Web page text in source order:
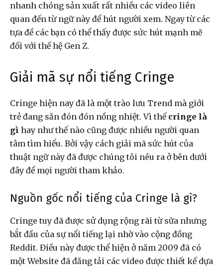
nhanh chóng sản xuất rất nhiều các video liên
quan đến từ ngữ này để hút người xem. Ngay từ các
tựa đề các bạn có thể thấy được sức hút mạnh mẽ
đối với thế hệ Gen Z.
Giải mã sự nổi tiếng Cringe
Cringe hiện nay đã là một trào lưu Trend mà giới
trẻ đang săn đón đón nồng nhiệt. Vì thế cringe là
gì hay như thế nào cũng được nhiều người quan
tâm tìm hiểu. Bởi vậy cách giải mã sức hút của
thuật ngữ này đã được chúng tôi nêu ra ở bên dưới
đây để mọi người tham khảo.
Nguồn gốc nổi tiếng của Cringe là gì?
Cringe tuy đã được sử dụng rộng rãi từ sữa nhưng
bắt đầu của sự nổi tiếng lại nhờ vào cộng đồng
Reddit. Điều này được thể hiện ở năm 2009 đã có
một Website đã đăng tải các video được thiết kế dựa